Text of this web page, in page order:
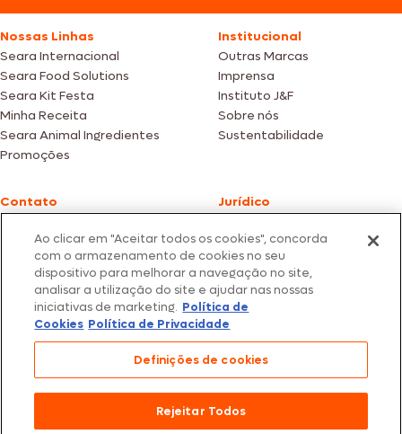
Nossas Linhas
Seara Internacional
Seara Food Solutions
Seara Kit Festa
Minha Receita
Seara Animal Ingredientes
Promoções
Institucional
Outras Marcas
Imprensa
Instituto J&F
Sobre nós
Sustentabilidade
Contato
SAC: +55 0800 047 2425
Jurídico
Política de privacidade
Fotos meramente ilustrativas | Ofertas válidas enquanto durarem os
estoques dos nossos parceiros | Vendas sujeitas a análise e confirmação
de dados.
Os preços, promoções e condições de pagamento são válidos
exclusivamente para compras efetuadas em nossos parceiros.
Todos os produtos estão sujeitos a disponibilidade de estoque.
© 2026 Seara. Todos os direitos reservados
Ao clicar em "Aceitar todos os cookies", concorda
com o armazenamento de cookies no seu
dispositivo para melhorar a navegação no site,
analisar a utilização do site e ajudar nas nossas
iniciativas de marketing. Política de
Cookies Política de Privacidade
Definições de cookies
Rejeitar Todos